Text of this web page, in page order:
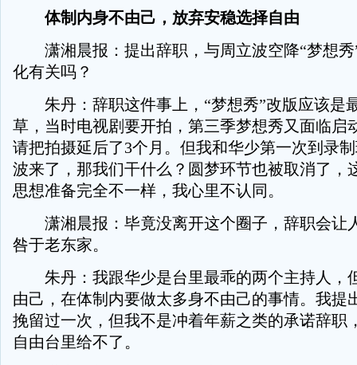
体制内身不由己，放弃安稳选择自由
潇湘晨报：提出辞职，与周立波空降“梦想秀
化有关吗？
朱丹：辞职这件事上，“梦想秀”改版应该是
草，当时电视剧要开拍，第三季梦想秀又面临启
请把拍摄延后了3个月。但我和华少第一次到录
波来了，那我们干什么？圆梦环节也被取消了，
思想准备完全不一样，我心里不认同。
潇湘晨报：毕竟没离开这个圈子，辞职会让
咎于老东家。
朱丹：我跟华少是台里最乖的两个主持人，
由己，在体制内要做太多身不由己的事情。我提
挽留过一次，但我不是冲着年薪之类的承诺辞职
自由台里给不了。